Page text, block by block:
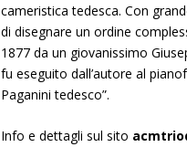
cameristica tedesca. Con
di disegnare un ordine
1877 da un giovanissimo
fu eseguito dall’autore al
Paganini tedesco”.
Info e dettagli sul sito